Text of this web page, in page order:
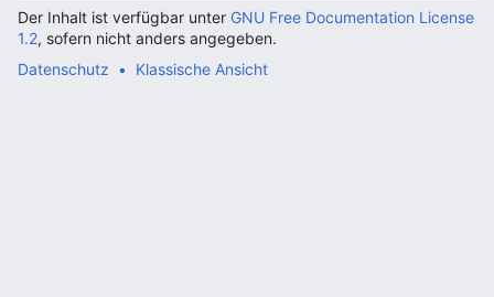
Der Inhalt ist verfügbar unter GNU Free Documentation License
1.2, sofern nicht anders angegeben.
Datenschutz
Klassische Ansicht